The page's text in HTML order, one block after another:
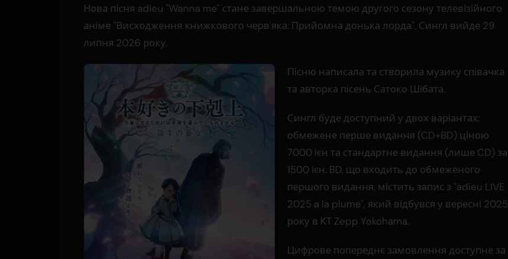
Нова пісня adieu "Wanna me" стане завершальною темою другого сезону телевізійного
аніме "Висходження книжкового черв'яка: Прийомна донька лорда". Сингл вийде 29
липня 2026 року.
Пісню написала та створила музику співачка
та авторка пісень Сатоко Шібата.
Сингл буде доступний у двох варіантах:
обмежене перше видання (CD+BD) ціною
7000 ієн та стандартне видання (лише CD) за
1500 ієн. BD, що входить до обмеженого
першого видання, містить запис з "adieu LIVE
2025 a la plume", який відбувся у вересні 2025
року в KT Zepp Yokohama.
Цифрове попереднє замовлення доступне за